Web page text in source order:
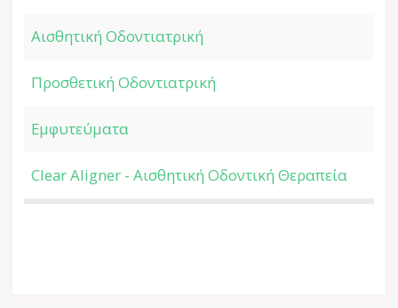
Αισθητική Οδοντιατρική
Προσθετική Οδοντιατρική
Εμφυτεύματα
Clear Aligner - Αισθητική Οδοντική Θεραπεία